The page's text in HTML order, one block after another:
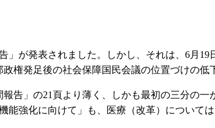
」が発表されました。しかし、それは、6月
権発足後の社会保障国民会議の位置づけの低
告」の21頁より薄く、しかも最初の三分の
能強化に向けて」も、医療（改革）について